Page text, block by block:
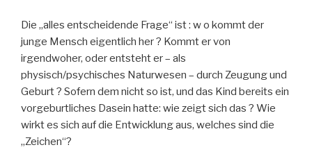
Die „alles entscheidende Frage“ ist : w o kommt der
junge Mensch eigentlich her ? Kommt er von
irgendwoher, oder entsteht er – als
physisch/psychisches Naturwesen – durch Zeugung und
Geburt ? Sofern dem nicht so ist, und das Kind bereits ein
vorgeburtliches Dasein hatte: wie zeigt sich das ? Wie
wirkt es sich auf die Entwicklung aus, welches sind die
„Zeichen“?